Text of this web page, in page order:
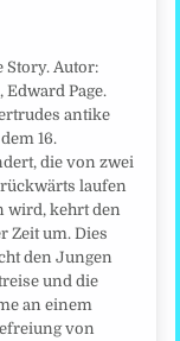
Story. Autor:
Edward Page.
antike
16.
die von zwei
laufen
wird, kehrt den
Zeit um. Dies
den Jungen
und die
an einem
von